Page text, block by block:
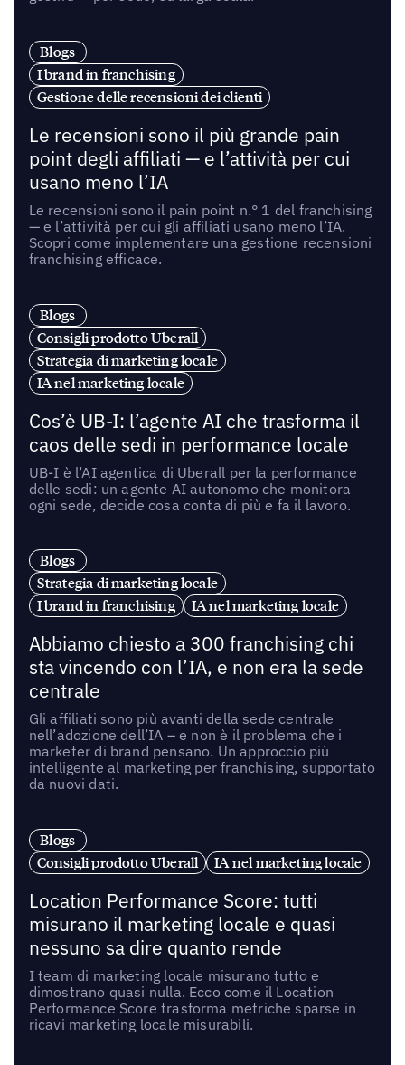
Blogs
I brand in franchising
Gestione delle recensioni dei clienti
Le recensioni sono il più grande pain
point degli affiliati — e l’attività per cui
usano meno l’IA
Le recensioni sono il pain point n.° 1 del franchising
— e l’attività per cui gli affiliati usano meno l’IA.
Scopri come implementare una gestione recensioni
franchising efficace.
Blogs
Consigli prodotto Uberall
Strategia di marketing locale
IA nel marketing locale
Cos’è UB-I: l’agente AI che trasforma il
caos delle sedi in performance locale
UB-I è l’AI agentica di Uberall per la performance
delle sedi: un agente AI autonomo che monitora
ogni sede, decide cosa conta di più e fa il lavoro.
Blogs
Strategia di marketing locale
I brand in franchising
IA nel marketing locale
Abbiamo chiesto a 300 franchising chi
sta vincendo con l’IA, e non era la sede
centrale
Gli affiliati sono più avanti della sede centrale
nell’adozione dell’IA – e non è il problema che i
marketer di brand pensano. Un approccio più
intelligente al marketing per franchising, supportato
da nuovi dati.
Blogs
Consigli prodotto Uberall
IA nel marketing locale
Location Performance Score: tutti
misurano il marketing locale e quasi
nessuno sa dire quanto rende
I team di marketing locale misurano tutto e
dimostrano quasi nulla. Ecco come il Location
Performance Score trasforma metriche sparse in
ricavi marketing locale misurabili.